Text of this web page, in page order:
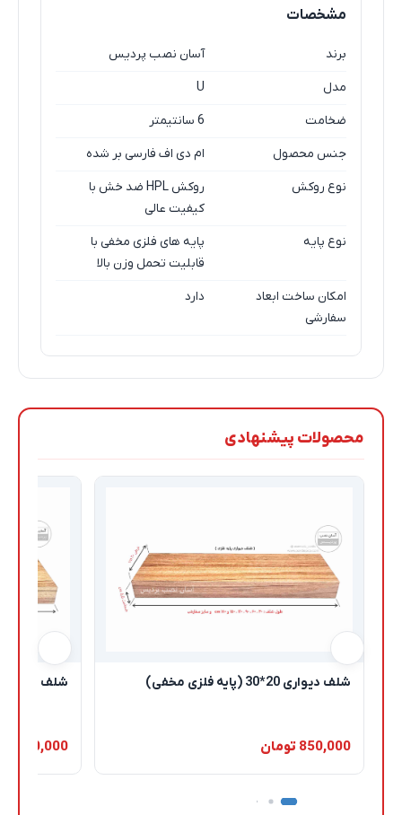
مشخصات
برند آسان نصب پردیس
مدل U
ضخامت 6 سانتیمتر
جنس محصول ام دی اف فارسی بر شده
نوع روکش
روکش HPL ضد خش با
کیفیت عالی
نوع پایه
پایه های فلزی مخفی با
قابلیت تحمل وزن بالا
امکان ساخت ابعاد
سفارشی
دارد
محصولات پیشنهادی
شلف دیواری 20*30 (پایه فلزی مخفی)
850,000 تومان
شلف دیواری 30*30 (پایه فلزی
1,150,000 تومان